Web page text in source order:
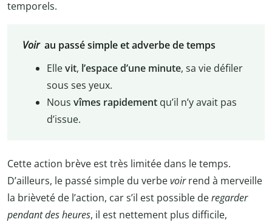
temporels.
Voir au passé simple et adverbe de temps
Ellevit, l’espace d’une minute, sa vie défiler
sous ses yeux.
Nous vîmes rapidement qu’il n’y avait pas
d’issue.
Cette action brève est très limitée dans le temps.
D’ailleurs, le passé simple du verbevoirrend à merveille
la brièveté de l’action, car s’il est possible deregarder
pendant des heures, il est nettement plus difficile,